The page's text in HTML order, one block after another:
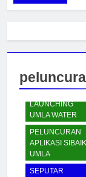
LAUNCHING
UMLA WATER
PELUNCURAN
APLIKASI SIBAIK
UMLA
SEPUTAR